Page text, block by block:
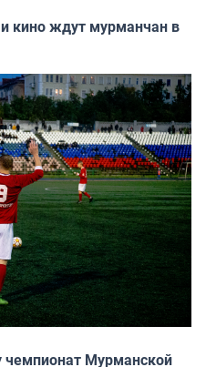
и кино ждут мурманчан в
чемпионат Мурманской